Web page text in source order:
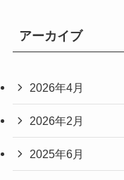
アーカイブ
2026年4月
2026年2月
2025年6月